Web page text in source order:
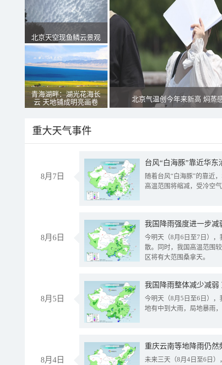
北京天空现鱼鳞云景观
青海湖畔：湖光花海长
云 天地铺成明亮画卷
北京气温创今年来新高 焖蒸
重大天气事件
8月7日
台风“白海豚”靠近华
随着台风“白海豚”的靠近
高温范围将缩减，受冷空
8月6日
今明天（8月6日至7日）
散。同时，我国高温范围
区将有大范围桑拿天。
8月5日
我国降雨整体减少减弱
今明天（8月5日至6日）
地有中到大雨，局地暴雨
8月4日
重庆云南等地降雨仍然
未来三天（8月4日至6日